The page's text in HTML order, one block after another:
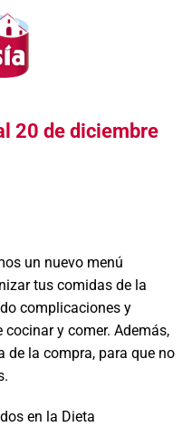
20 de diciembre
un nuevo menú
tus comidas de la
complicaciones y
y comer. Además,
de la compra, para que no
en la Dieta